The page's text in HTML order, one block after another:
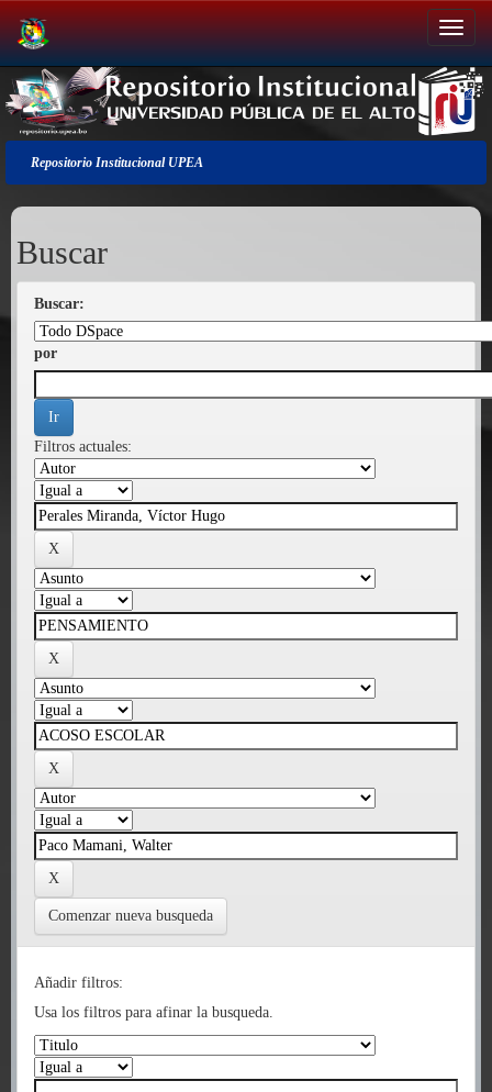
Salir
de
la
navegación
Repositorio Institucional UPEA
Buscar
Buscar:
por
Filtros actuales:
Comenzar nueva busqueda
Añadir filtros:
Usa los filtros para afinar la busqueda.